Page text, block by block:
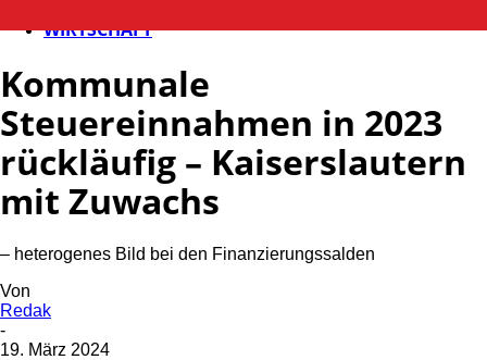
WIRTSCHAFT
Kommunale
Steuereinnahmen in 2023
rückläufig – Kaiserslautern
mit Zuwachs
– heterogenes Bild bei den Finanzierungssalden
Von
Redak
-
19. März 2024